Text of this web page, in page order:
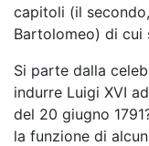
capitoli (il
Bartolomeo) di cui
Si parte dalla
indurre Luigi XVI
del 20 giugno
la funzione di